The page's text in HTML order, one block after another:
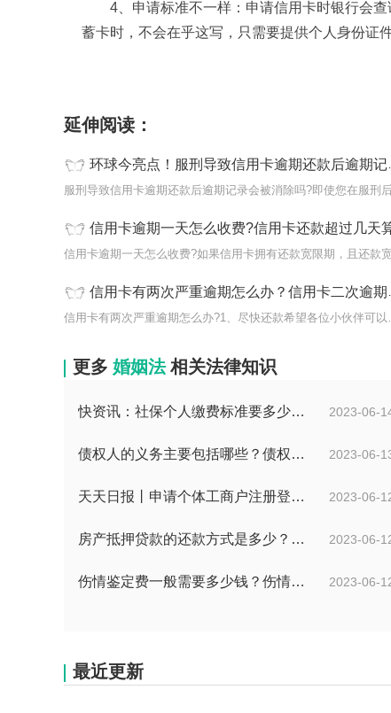
4、申请标准不一样：申请信用卡时银行会
蓄卡时，不会在乎这写，只需要提供个人身份证件
延伸阅读：
环球今亮点！服刑导致信用卡逾期还款后逾期记录会被消除吗?信用卡跟储蓄卡有什么不同?
信用卡逾期一天怎么收费?信用卡还款超过几天算逾期
信用卡有两次严重逾期怎么办？信用卡二次逾期有啥后果？
信用卡有两
更多 婚姻法 相关法律知识
2023-06-
快资讯：社保个人缴费标准要多少？个人社保怎么缴费？
2023-06-
债权人的义务主要包括哪些？债权人的会议有哪些？-天天消息
2023-06-
天天日报丨申请个体工商户注册登记应当提交哪些文件？个体工商户条例第八条是什么？
2023-06-
房产抵押贷款的还款方式是多少？房屋抵押合同书模板是怎样的？
2023-06-
伤情鉴定费一般需要多少钱？伤情鉴定多久能做？
最近更新